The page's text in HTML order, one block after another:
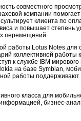
совместного
компании
клиента по
и повышает степень
перемещений.
работы Lotus Notes
коллективной работы
к службе IBM
на базе Symbian,
работы
класса для
бизнес-